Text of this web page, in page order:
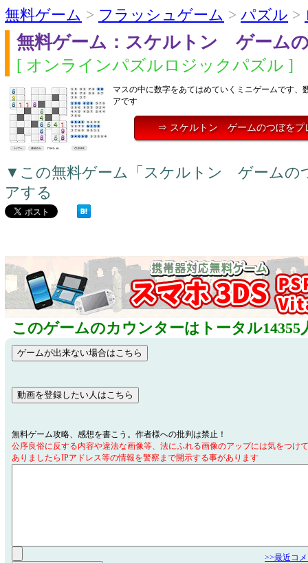
無料ゲーム > フラッシュゲーム > パズル >
無料ゲーム：スケルトン ゲーム
[ オンラインパズルロジックパズル ]
マスの中に数字をあてはめていくミニゲームです、
アです
⇒ スケルトン ゲームのつぼをプ
▼この無料ゲーム「スケルトン ゲームの
アする
このゲームのカウンターはトータル14355
無料ゲーム攻略、感想を書こう。作者様への批判は禁止！
公序良俗に反する内容や違法な画像等、法にふれる画像のアップには気をつけ
ありましたらIPアドレス等の情報を警察まで開示する事があります
>>最近コ